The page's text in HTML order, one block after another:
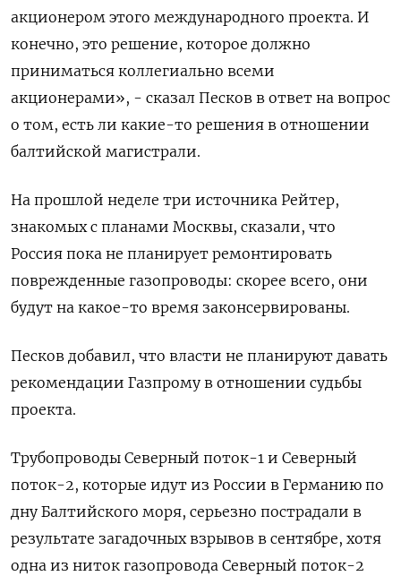
акционером этого международного проекта. И
конечно, это решение, которое должно
приниматься коллегиально всеми
акционерами», - сказал Песков в ответ на вопрос
о том, есть ли какие-то решения в отношении
балтийской магистрали.
На прошлой неделе три источника Рейтер,
знакомых с планами Москвы, сказали, что
Россия пока не планирует ремонтировать
поврежденные газопроводы: скорее всего, они
будут на какое-то время законсервированы.
Песков добавил, что власти не планируют давать
рекомендации Газпрому в отношении судьбы
проекта.
Трубопроводы Северный поток-1 и Северный
поток-2, которые идут из России в Германию по
дну Балтийского моря, серьезно пострадали в
результате загадочных взрывов в сентябре, хотя
одна из ниток газопровода Северный поток-2